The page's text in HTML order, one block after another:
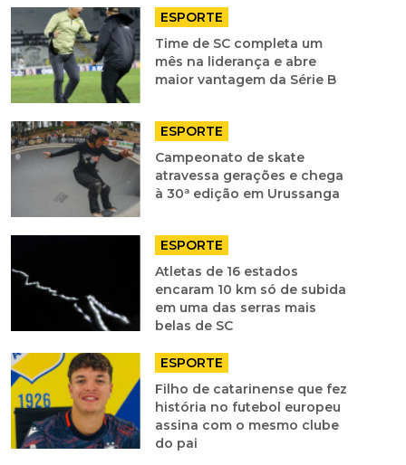
ESPORTE
Time de SC completa um
mês na liderança e abre
maior vantagem da Série B
ESPORTE
Campeonato de skate
atravessa gerações e chega
à 30ª edição em Urussanga
ESPORTE
Atletas de 16 estados
encaram 10 km só de subida
em uma das serras mais
belas de SC
ESPORTE
Filho de catarinense que fez
história no futebol europeu
assina com o mesmo clube
do pai